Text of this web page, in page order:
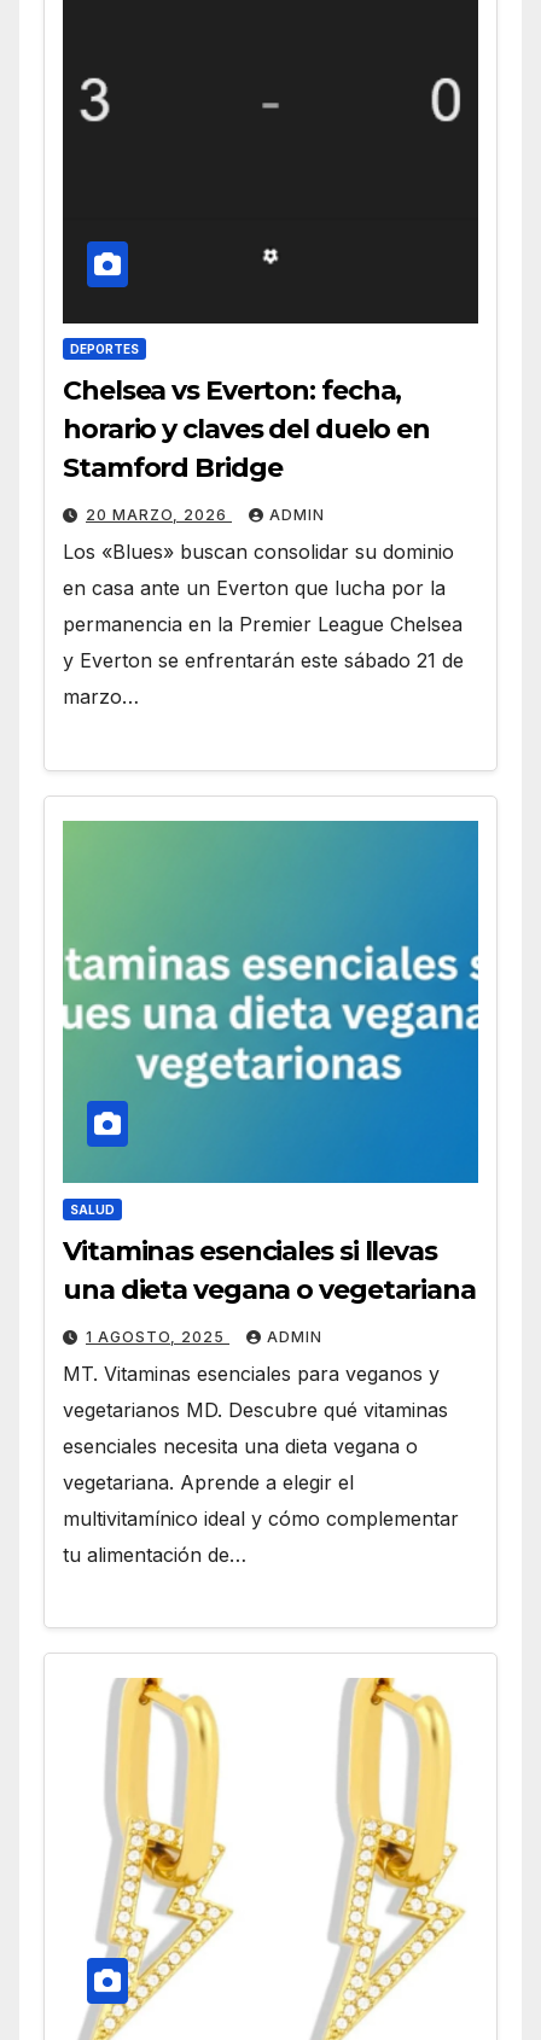
DEPORTES
Chelsea vs Everton: fecha,
horario y claves del duelo en
Stamford Bridge
20 MARZO, 2026 ADMIN
Los «Blues» buscan consolidar su dominio
en casa ante un Everton que lucha por la
permanencia en la Premier League Chelsea
y Everton se enfrentarán este sábado 21 de
marzo…
SALUD
Vitaminas esenciales si llevas
una dieta vegana o vegetariana
1 AGOSTO, 2025 ADMIN
MT. Vitaminas esenciales para veganos y
vegetarianos MD. Descubre qué vitaminas
esenciales necesita una dieta vegana o
vegetariana. Aprende a elegir el
multivitamínico ideal y cómo complementar
tu alimentación de…